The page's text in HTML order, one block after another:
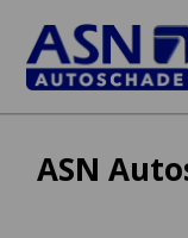
inhoudASN